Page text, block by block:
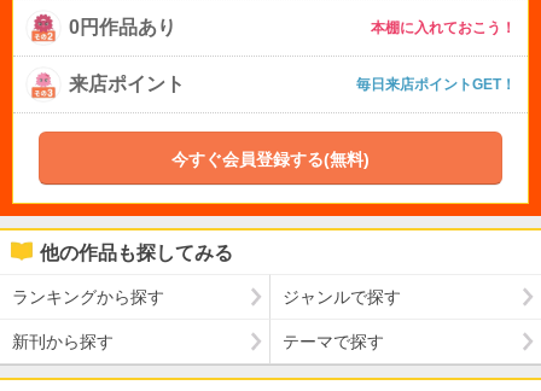
0円作品あり 本棚に入れておこう！
来店ポイント 毎日来店ポイントGET！
今すぐ会員登録する(無料)
他の作品も探してみる
ランキングから探す ジャンルで探す
新刊から探す テーマで探す